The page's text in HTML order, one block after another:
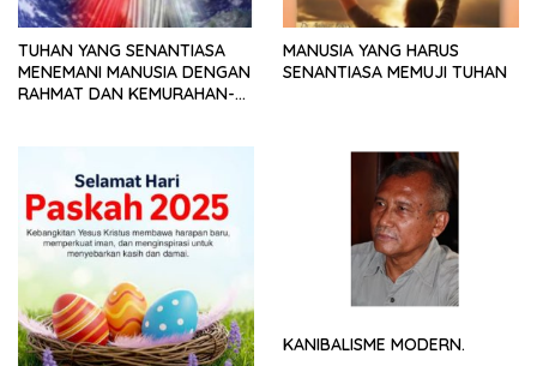
TUHAN YANG SENANTIASA
MENEMANI MANUSIA DENGAN
RAHMAT DAN KEMURAHAN-
MANUSIA YANG HARUS
SENANTIASA MEMUJI TUHAN
KANIBALISME MODERN.